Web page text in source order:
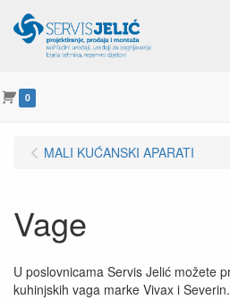
0
MALI KUĆANSKI APARATI
Vage
U poslovnicama Servis Jelić možete
kuhinjskih vaga marke Vivax i Severin.